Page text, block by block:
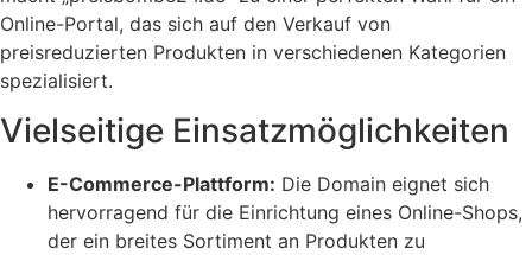
Online-Portal, das sich auf den Verkauf von
preisreduzierten Produkten in verschiedenen Kategorien
spezialisiert.
Vielseitige Einsatzmöglichkeiten
E-Commerce-Plattform: Die Domain eignet sich
hervorragend für die Einrichtung eines Online-Shops,
der ein breites Sortiment an Produkten zu